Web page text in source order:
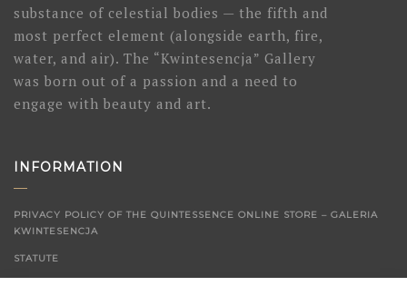
substance of celestial bodies — the fifth and
most perfect element (alongside earth, fire,
water, and air). The “Kwintesencja” Gallery
was born out of a passion and a need to
engage with beauty and art.
INFORMATION
PRIVACY POLICY OF THE QUINTESSENCE ONLINE STORE – GALERIA
KWINTESENCJA
STATUTE